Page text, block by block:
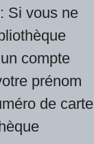
Si vous ne
compte
prénom
de carte